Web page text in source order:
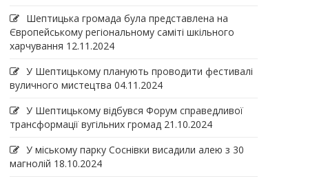
Шептицька громада була представлена на
Європейському регіональному саміті шкільного
харчування 12.11.2024
У Шептицькому планують проводити фестивалі
вуличного мистецтва 04.11.2024
У Шептицькому відбувся Форум справедливої
трансформації вугільних громад 21.10.2024
У міському парку Соснівки висадили алею з 30
магнолій 18.10.2024